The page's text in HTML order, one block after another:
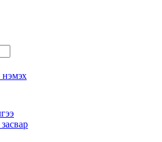
нэмэх